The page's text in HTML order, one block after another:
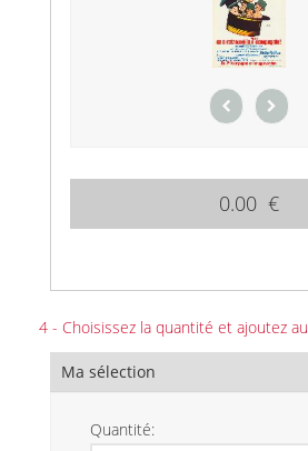
0.00 €
4 - Choisissez la quantité et ajoutez
Ma sélection
Quantité: